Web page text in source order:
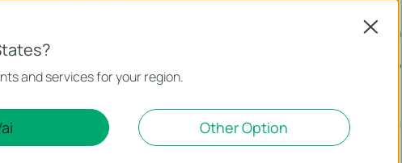
and services for your region.
Other Option
Close
per il corretto funzionamento del sito e non possono essere disattivati nel tuo
Cookies